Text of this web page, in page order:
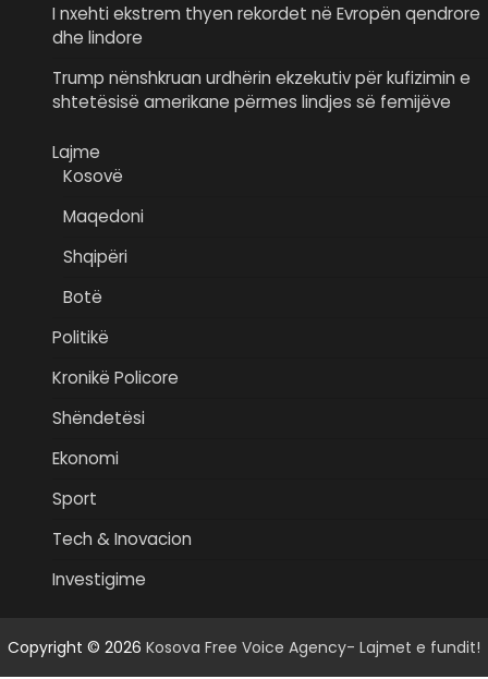
I nxehti ekstrem thyen rekordet në Evropën qendrore
dhe lindore
Trump nënshkruan urdhërin ekzekutiv për kufizimin e
shtetësisë amerikane përmes lindjes së femijëve
Lajme
Kosovë
Maqedoni
Shqipëri
Botë
Politikë
Kronikë Policore
Shëndetësi
Ekonomi
Sport
Tech & Inovacion
Investigime